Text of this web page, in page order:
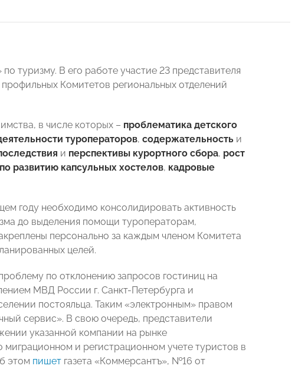
туризму. В его работе участие 23 представителя
Комитетов региональных отделений
в числе которых – проблематика детского
туроператоров, содержательность и
и перспективы курортного сбора, рост
развитию капсульных хостелов, кадровые
году необходимо консолидировать активность
до выделения помощи туроператорам,
персонально за каждым членом Комитета
целей.
по отклонению запросов гостиниц на
МВД России г. Санкт-Петербурга и
постояльца. Таким «электронным» правом
сервис». В свою очередь, представители
указанной компании на рынке
и регистрационном учете туристов в
этом пишет газета «Коммерсантъ», №16 от